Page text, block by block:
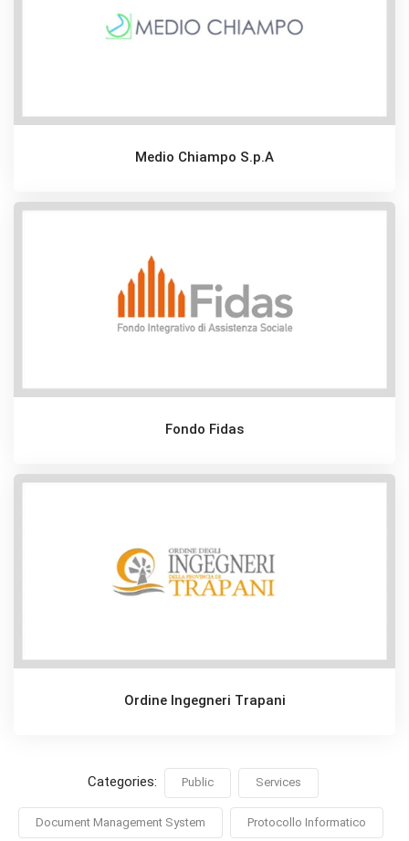
Medio Chiampo S.p.A
Fondo Fidas
Ordine Ingegneri Trapani
Categories: Public Services
Document Management System Protocollo Informatico